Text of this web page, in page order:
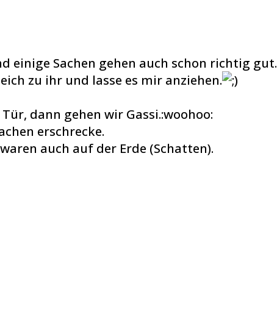
einige Sachen gehen auch schon richtig gut.
zu ihr und lasse es mir anziehen.
dann gehen wir Gassi.:woohoo:
erschrecke.
auch auf der Erde (Schatten).